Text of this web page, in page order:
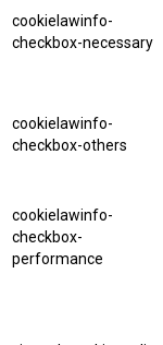
cookielawinfo-
checkbox-necessary
cookielawinfo-
checkbox-others
cookielawinfo-
checkbox-
performance